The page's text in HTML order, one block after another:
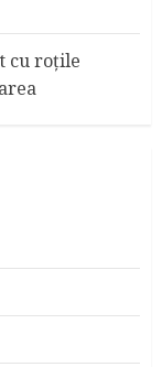
cu roţile